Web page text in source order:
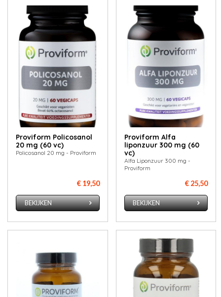
Proviform Policosanol
20 mg (60 vc)
Policosanol 20 mg - Proviform
€ 19,50
BEKIJKEN
Proviform Alfa
liponzuur 300 mg (60
vc)
Alfa Liponzuur 300 mg -
Proviform
€ 25,50
BEKIJKEN